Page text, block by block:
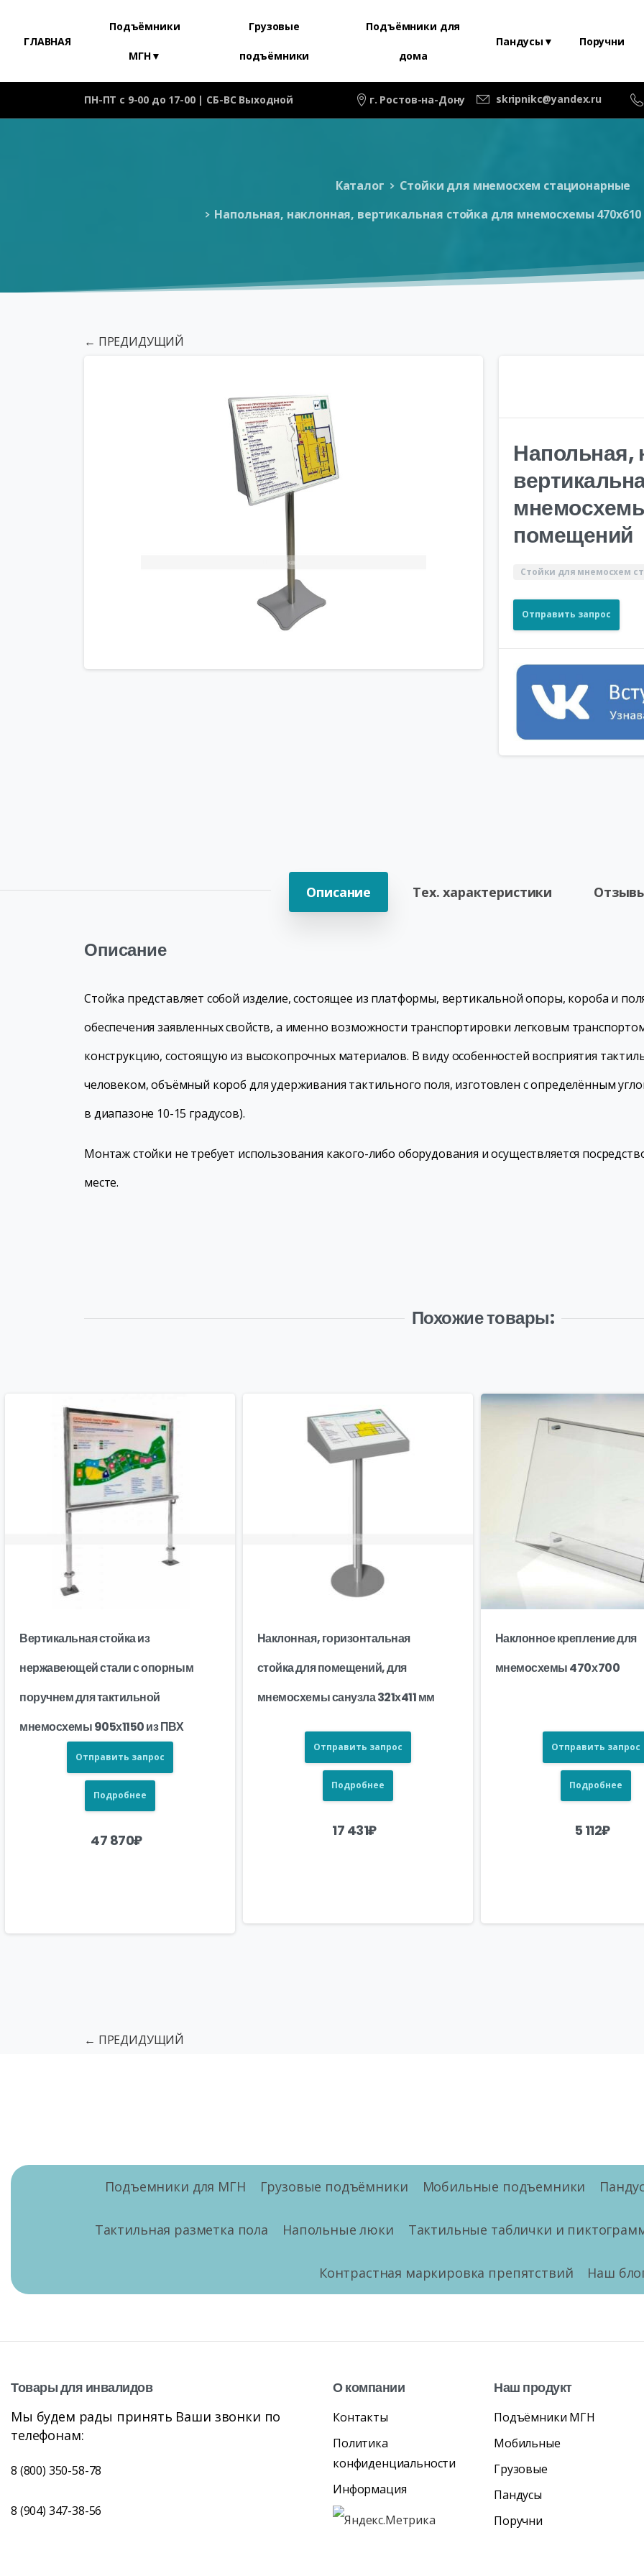
ГЛАВНАЯ
Подъёмники
МГН▼
Грузовые
подъёмники
Подъёмники для
дома
Пандусы▼ Поручни
ПН-ПТ с 9-00 до 17-00 | СБ-ВС Выходной г. Ростов-на-Дону skripnikc@yandex.ru
Каталог
Стойки для мнемосхем стационарные
Напольная, наклонная, вертикальная стойка для мнемосхемы
← ПРЕДИДУЩИЙ
Напольная,
помещений
Стойки для мнемосхем
Отправить запрос
Описание Тех. характеристики
Описание
Стойка представляет собой изделие, состоящее из платформы, вертикальной опоры, короба и
обеспечения заявленных свойств, а именно возможности транспортировки легковым
конструкцию, состоящую из высокопрочных материалов. В виду особенностей восприятия
человеком, объёмный короб для удерживания тактильного поля, изготовлен с определённым
в диапазоне 10-15 градусов).
Монтаж стойки не требует использования какого-либо оборудования и осуществляется
месте.
Похожие товары:
Вертикальная стойка из
нержавеющей стали с опорным
поручнем для тактильной
мнемосхемы 905х1150 из ПВХ
Отправить запрос
Подробнее
47 870₽
Наклонная, горизонтальная
стойка для помещений, для
мнемосхемы санузла 321х411 мм
Отправить запрос
Подробнее
17 431₽
Наклонное крепление для
мнемосхемы 470х700
Отправить запрос
Подробнее
5 112₽
← ПРЕДИДУЩИЙ
Подъемники для МГН Грузовые подъёмники Мобильные подъемники
Тактильная разметка пола Напольные люки Тактильные таблички и
Контрастная маркировка препятствий Наш
Товарыдля инвалидов
Мы будем рады принять Ваши звонки по
телефонам:
8 (800) 350-58-78
8 (904) 347-38-56
Окомпании
Контакты
Политика
конфиденциальности
Информация
Наш продукт
Подъёмники МГН
Мобильные
Грузовые
Пандусы
Поручни